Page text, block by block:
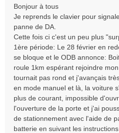
s
g
e
Bonjour à tous
Je reprends le clavier pour
panne de DA.
Cette fois ci c'est un peu plus
1ère période: Le 28 février en
se bloque et le ODB annonce:
roule 1km espérant rejoindre
tournait pas rond et j'avançais
en mode manuel et là, la voiture
plus de courant, impossible
l'ouverture de la porte et j'ai
de stationnement avec l'aide de
batterie en suivant les